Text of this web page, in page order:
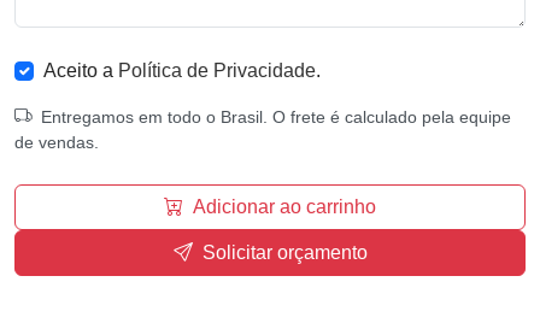
Aceito a Política de Privacidade.
Entregamos em todo o Brasil. O frete é calculado pela equipe
de vendas.
Adicionar ao carrinho
Solicitar orçamento